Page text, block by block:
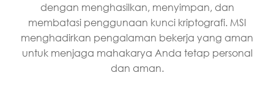
dengan menghasilkan, menyimpan, dan
membatasi penggunaan kunci kriptografi. MSI
menghadirkan pengalaman bekerja yang aman
untuk menjaga mahakarya Anda tetap personal
dan aman.